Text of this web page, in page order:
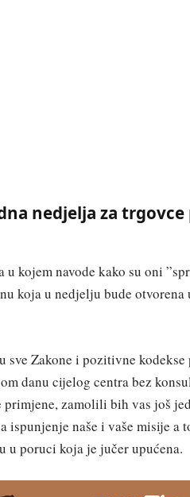
nedjelja za trgovce
kojem navode kako su oni
koja u nedjelju bude otvorena
sve Zakone i pozitivne
danu cijelog centra bez
zamolili bih vas još
naše i vaše misije a
u poruci koja je jučer upućena.